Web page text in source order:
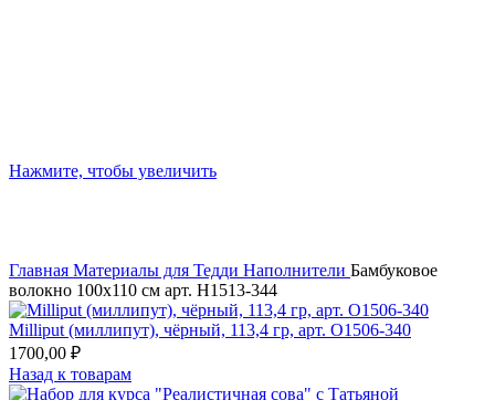
Нажмите, чтобы увеличить
Главная Материалы для Тедди Наполнители Бамбуковое
волокно 100х110 см арт. Н1513-344
Milliput (миллипут), чёрный, 113,4 гр, арт. О1506-340
1700,00 ₽
Назад к товарам